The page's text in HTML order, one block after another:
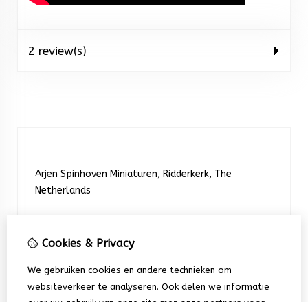
2 review(s)
Arjen Spinhoven Miniaturen, Ridderkerk, The
Netherlands
Neem contact met ons op
+31 6 248 201 91
Cookies & Privacy
We gebruiken cookies en andere technieken om
websiteverkeer te analyseren. Ook delen we informatie